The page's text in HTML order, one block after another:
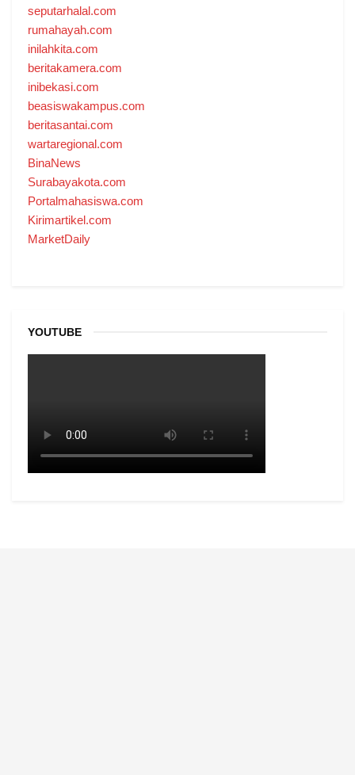
seputarhalal.com
rumahayah.com
inilahkita.com
beritakamera.com
inibekasi.com
beasiswakampus.com
beritasantai.com
wartaregional.com
BinaNews
Surabayakota.com
Portalmahasiswa.com
Kirimartikel.com
MarketDaily
YOUTUBE